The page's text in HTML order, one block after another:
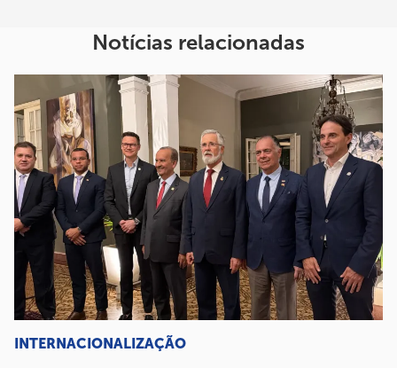
Notícias relacionadas
INTERNACIONALIZAÇÃO